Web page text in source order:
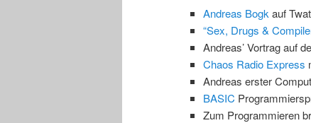
Andreas Bogk auf
“Sex, Drugs &
Andreas’ Vortrag auf
Chaos Radio Express
Andreas erster
BASIC
Zum Programmieren